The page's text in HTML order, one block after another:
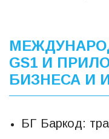
GS1 И
БИЗНЕСА И
БГ Баркод: